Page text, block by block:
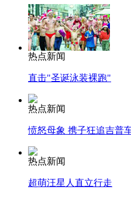
热点新闻
直击"圣诞泳装裸跑"
热点新闻
愤怒母象 携子狂追吉普
热点新闻
超萌汪星人直立行走